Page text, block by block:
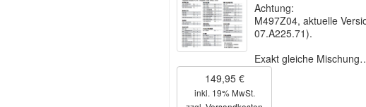
Achtung:
M497Z04, aktuelle
07.A225.71).
Exakt gleiche
149,95 €
inkl. 19% MwSt.